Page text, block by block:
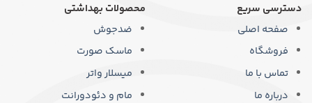
دسترسی سریع
صفحه اصلی
فروشگاه
تماس با ما
درباره ما
محصولات بهداشتی
ضدجوش
ماسک صورت
میسلار واتر
مام و دئودورانت